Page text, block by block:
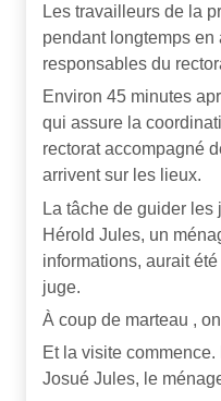
Les travailleurs de la
pendant longtemps en
responsables du
Environ 45 minutes
qui assure la
rectorat accompagné
arrivent sur les lieux.
La tâche de guider
Hérold Jules, un
informations, aurait
juge.
À coup de marteau ,
Et la visite
Josué Jules, le